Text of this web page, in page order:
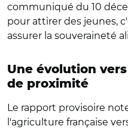
communiqué du 10
pour attirer des jeunes,
assurer la souveraineté
Une évolution
de proximité
Le rapport provisoire
l'agriculture française